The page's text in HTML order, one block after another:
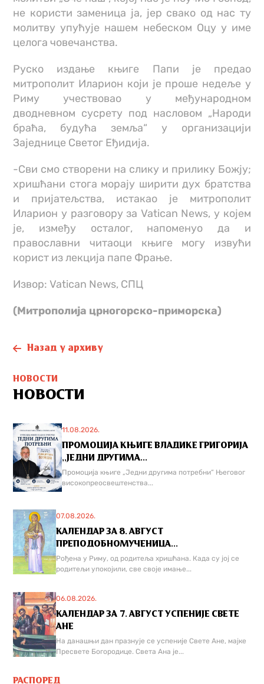
не користи заменица ја, јер свако од нас ту
молитву упућује нашем небеском Оцу у име
целога човечанства.
Руско издање књиге Папи је предао
митрополит Иларион који је проше недеље у
Риму учествовао у међународном
дводневном сусрету под насловом „Народи
браћа, будућа земља“ у организацији
Заједнице Светог Еђидија.
-Сви смо створени на слику и прилику Божју;
хришћани стога морају ширити дух братства
и пријатељства, истакао је митрополит
Иларион у разговору за Vatican News, у којем
је, између осталог, напоменуо да и
православни читаоци књиге могу извући
корист из лекција папе Фрање.
Извор: Vatican News, СПЦ
(Митрополија црногорско-приморска)
Назад у архиву
НОВОСТИ
НОВОСТИ
11.08.2026.
ПРОМОЦИЈА КЊИГЕ ВЛАДИКЕ ГРИГОРИЈА
,,ЈЕДНИ ДРУГИМА...
Промоција књиге „Једни другима потребни“ Његовог
високопреосвештенства...
07.08.2026.
КАЛЕНДАР ЗА 8. АВГУСТ
ПРЕПОДОБНОМУЧЕНИЦА...
Рођена у Риму, од родитеља хришћана. Када су јој се
родитељи упокојили, све своје имање...
06.08.2026.
КАЛЕНДАР ЗА 7. АВГУСТ УСПЕНИЈЕ СВЕТЕ
АНЕ
На данашњи дан празнује се успеније Свете Ане, мајке
Пресвете Богородице. Света Ана је...
РАСПОРЕД